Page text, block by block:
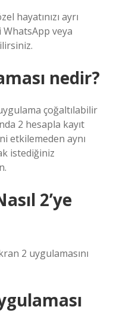
hayatınızı ayrı
veya
nedir?
çoğaltılabilir
2 hesapla kayıt
etkilemeden aynı
istediğiniz
2’ye
2 uygulamasını